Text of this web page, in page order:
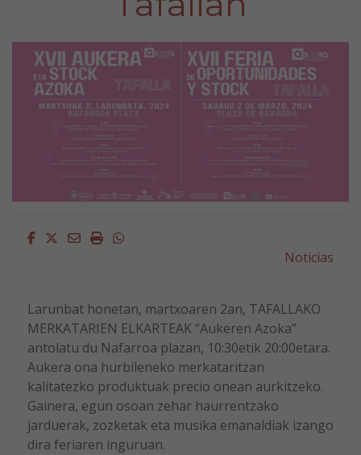
Facebook
Twitter
EmailImprimirWhatsapp
Noticias
Larunbat honetan, martxoaren 2an, TAFALLAKO
MERKATARIEN ELKARTEAK “Aukeren Azoka”
antolatu du Nafarroa plazan, 10:30etik 20:00etara.
Aukera ona hurbileneko merkataritzan
kalitatezko produktuak precio onean aurkitzeko.
Gainera, egun osoan zehar haurrentzako
jarduerak, zozketak eta musika emanaldiak izango
dira feriaren inguruan.